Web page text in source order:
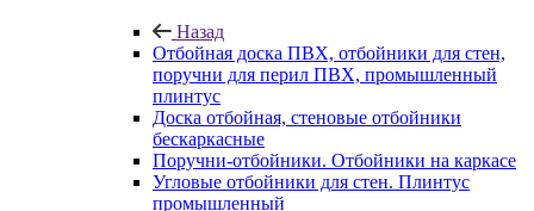
Назад
Отбойная доска ПВХ, отбойники для стен,
поручни для перил ПВХ, промышленный
плинтус
Доска отбойная, стеновые отбойники
бескаркасные
Поручни-отбойники. Отбойники на каркасе
Угловые отбойники для стен. Плинтус
промышленный